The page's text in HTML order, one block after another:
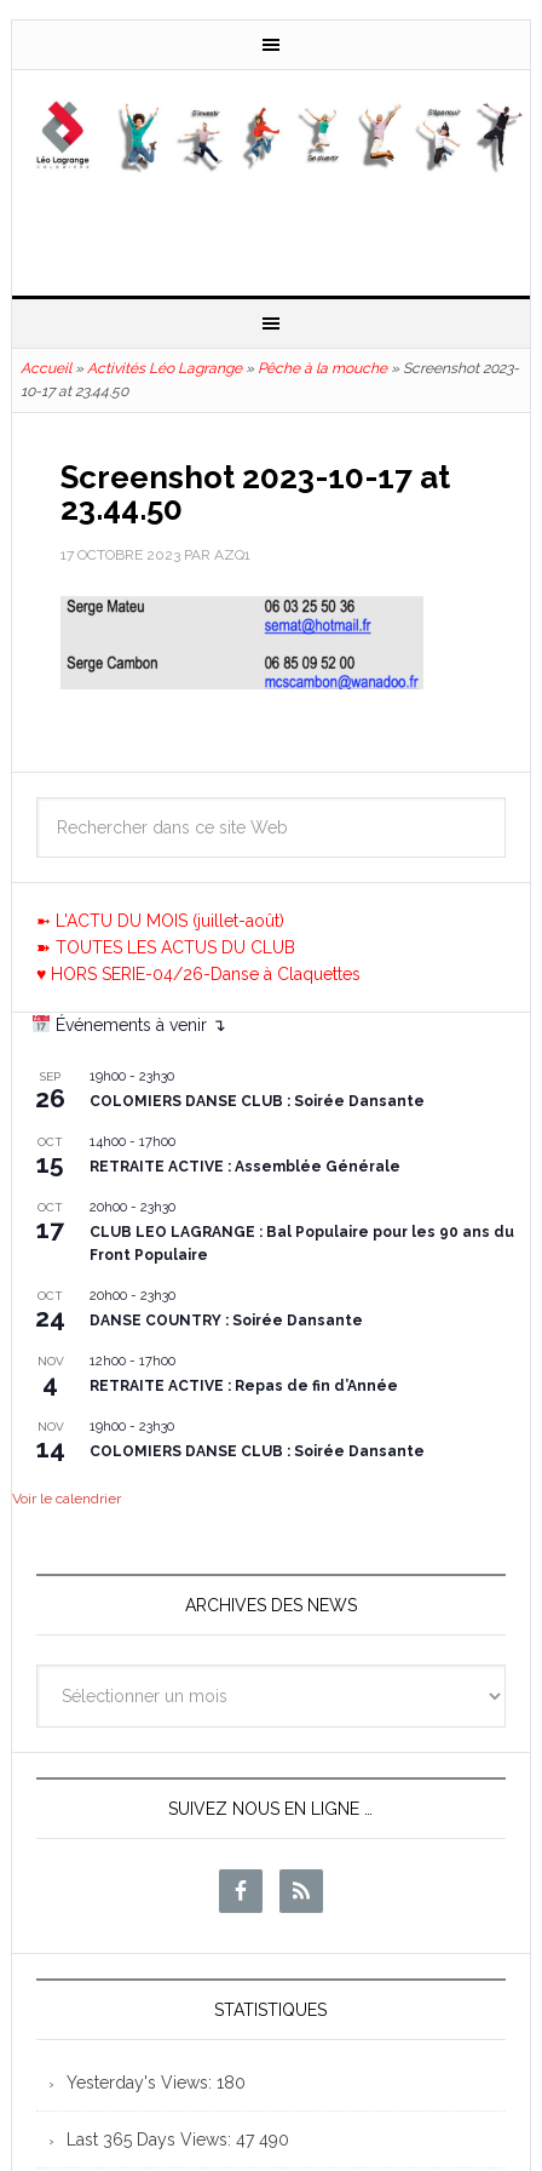
Accueil» Activités Léo Lagrange» Pêche à la mouche» Screenshot 2023-
10-17 at 23.44.50
Screenshot 2023-10-17 at
23.44.50
17 OCTOBRE 2023PAR AZQ1
➼ L'ACTU DU MOIS (juillet-août)
➽ TOUTES LES ACTUS DU CLUB
♥ HORS SERIE-04/26-Danse à Claquettes
Événements à venir ↴
SEP
26
19h00- 23h30
COLOMIERS DANSE CLUB : Soirée Dansante
OCT
15
14h00- 17h00
RETRAITE ACTIVE : Assemblée Générale
OCT
17
20h00- 23h30
CLUB LEO LAGRANGE : Bal Populaire pour les 90 ans du
Front Populaire
OCT
24
20h00- 23h30
DANSE COUNTRY : Soirée Dansante
NOV
4
12h00- 17h00
RETRAITE ACTIVE : Repas de fin d’Année
NOV
14
19h00- 23h30
COLOMIERS DANSE CLUB : Soirée Dansante
Voir le calendrier
ARCHIVES DES NEWS
des
News
SUIVEZ NOUS EN LIGNE …
STATISTIQUES
Yesterday's Views: 180
Last 365 Days Views: 47 490